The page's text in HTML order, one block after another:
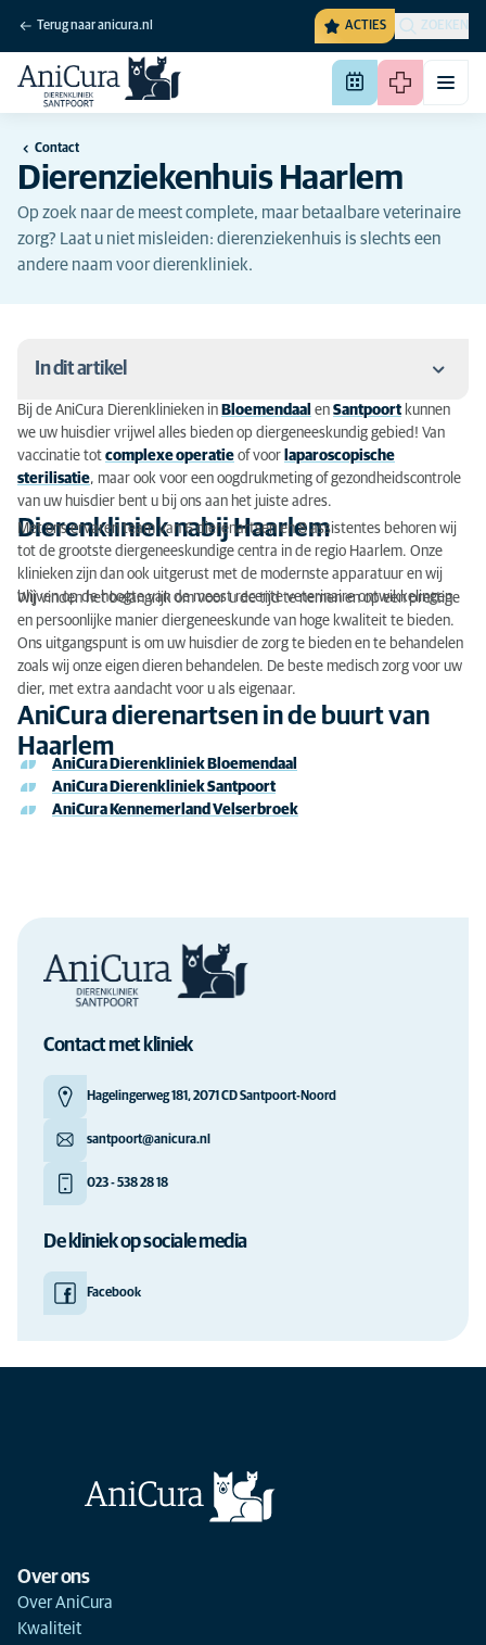
Terug naar anicura.nl ACTIES ZOEKEN
Contact
Dierenziekenhuis Haarlem
Op zoek naar de meest complete, maar betaalbare veterinaire
zorg? Laat u niet misleiden: dierenziekenhuis is slechts een
andere naam voor dierenkliniek.
In dit artikel
Dierenkliniek nabij Haarlem
AniCura dierenartsen in de buurt van Haarlem
Bij de AniCura Dierenklinieken in Bloemendaal en Santpoort kunnen
we uw huisdier vrijwel alles bieden op diergeneeskundig gebied! Van
vaccinatie tot complexe operatie of voor laparoscopische
sterilisatie, maar ook voor een oogdrukmeting of gezondheidscontrole
van uw huisdier bent u bij ons aan het juiste adres.
Dierenkliniek nabij Haarlem
Met ons ervaren team van 6 dierenartsen en 8 assistentes behoren wij
tot de grootste diergeneeskundige centra in de regio Haarlem. Onze
klinieken zijn dan ook uitgerust met de modernste apparatuur en wij
blijven op de hoogte van de meest recente veterinaire ontwikkelingen.
Wij vinden het belangrijk om voor u de tijd te nemen en op een prettige
en persoonlijke manier diergeneeskunde van hoge kwaliteit te bieden.
Ons uitgangspunt is om uw huisdier de zorg te bieden en te behandelen
zoals wij onze eigen dieren behandelen. De beste medisch zorg voor uw
dier, met extra aandacht voor u als eigenaar.
AniCura dierenartsen in de buurt van
Haarlem
AniCura Dierenkliniek Bloemendaal
AniCura Dierenkliniek Santpoort
AniCura Kennemerland Velserbroek
Contact met kliniek
Hagelingerweg 181, 2071 CD Santpoort-Noord
santpoort@anicura.nl
023 - 538 28 18
De kliniek op sociale media
Facebook
Over ons
Over AniCura
Kwaliteit